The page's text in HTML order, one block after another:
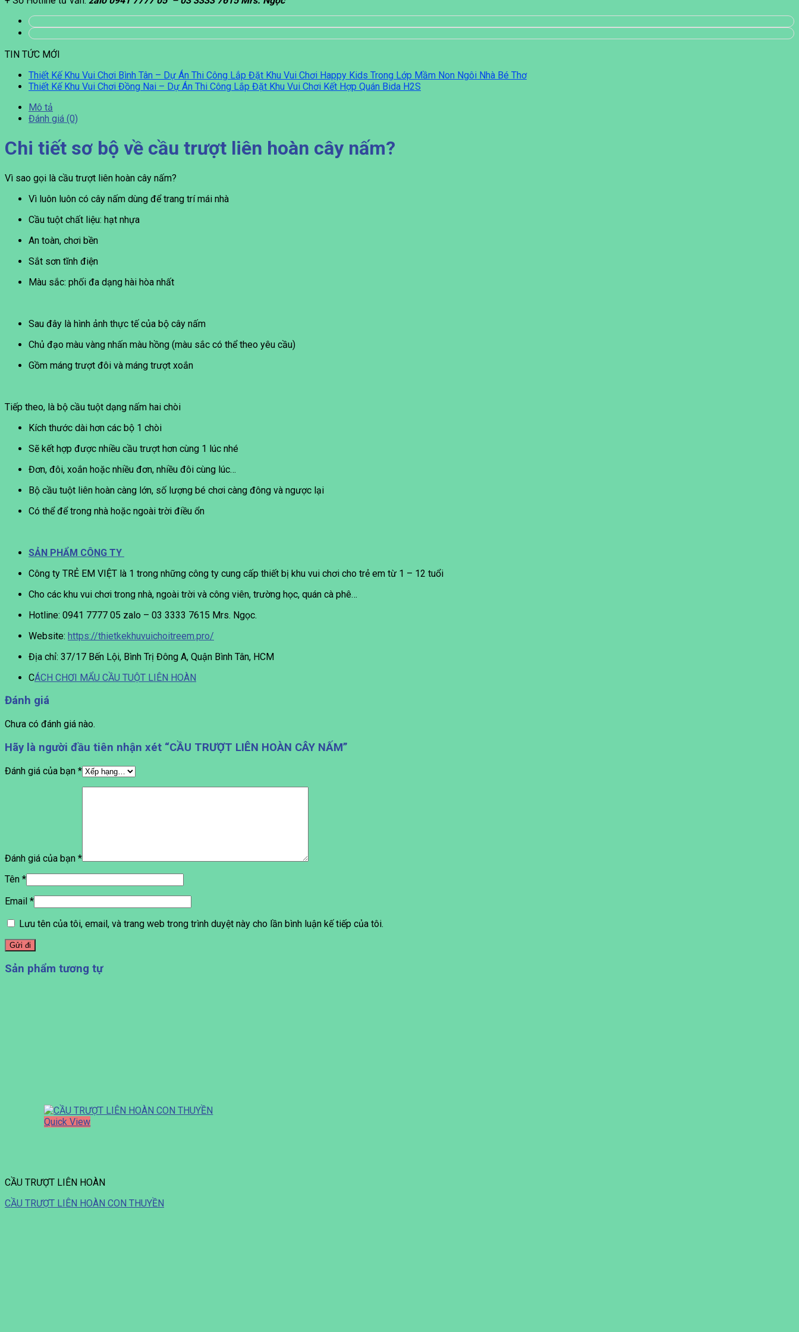
TIN TỨC MỚI
Thiết Kế Khu Vui Chơi Bình Tân – Dự Án Thi Công Lắp Đặt Khu Vui Chơi Happy Kids Trong Lớp Mầm Non Ngôi Nhà Bé Thơ
Thiết Kế Khu Vui Chơi Đồng Nai – Dự Án Thi Công Lắp Đặt Khu Vui Chơi Kết Hợp Quán Bida H2S
Mô tả
Đánh giá (0)
Chi tiết sơ bộ về cầu trượt liên hoàn cây nấm?
Vì sao gọi là cầu trượt liên hoàn cây nấm?
Vì luôn luôn có cây nấm dùng để trang trí mái nhà
Cầu tuột chất liệu: hạt nhựa
An toàn, chơi bền
Sắt sơn tĩnh điện
Màu sắc: phối đa dạng hài hòa nhất
Sau đây là hình ảnh thực tế của bộ cây nấm
Chủ đạo màu vàng nhấn màu hồng (màu sắc có thể theo yêu cầu)
Gồm máng trượt đôi và máng trượt xoắn
Tiếp theo, là bộ cầu tuột dạng nấm hai chòi
Kích thước dài hơn các bộ 1 chòi
Sẽ kết hợp được nhiều cầu trượt hơn cùng 1 lúc nhé
Đơn, đôi, xoắn hoặc nhiều đơn, nhiều đôi cùng lúc…
Bộ cầu tuột liên hoàn càng lớn, số lượng bé chơi càng đông và ngược lại
Có thể để trong nhà hoặc ngoài trời điều ổn
SẢN PHẨM CÔNG TY
Công ty TRẺ EM VIỆT là 1 trong những công ty cung cấp thiết bị khu vui chơi cho trẻ em từ 1 – 12 tuổi
Cho các khu vui chơi trong nhà, ngoài trời và công viên, trường học, quán cà phê…
Hotline: 0941 7777 05 zalo – 03 3333 7615 Mrs. Ngọc.
Website: https://thietkekhuvuichoitreem.pro/
Địa chỉ: 37/17 Bến Lội, Bình Trị Đông A, Quận Bình Tân, HCM
CÁCH CHƠI MẨU CẦU TUỘT LIÊN HOÀN
Đánh giá
Chưa có đánh giá nào.
Hãy là người đầu tiên nhận xét “CẦU TRƯỢT LIÊN HOÀN CÂY NẤM”
Đánh giá của bạn *
Đánh giá của bạn *
Tên *
Email *
Lưu tên của tôi, email, và trang web trong trình duyệt này cho lần bình luận kế tiếp của tôi.
Sản phẩm tương tự
Quick View
CẦU TRƯỢT LIÊN HOÀN
CẦU TRƯỢT LIÊN HOÀN CON THUYỀN